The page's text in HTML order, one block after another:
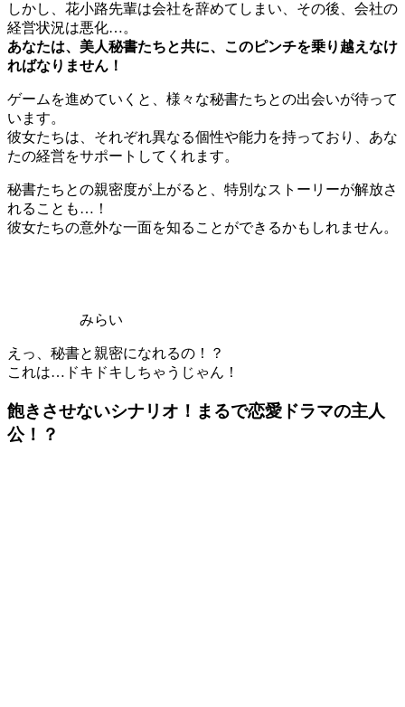
しかし、花小路先輩は会社を辞めてしまい、その後、会社の
経営状況は悪化…。
あなたは、美人秘書たちと共に、このピンチを乗り越えなけ
ればなりません！
ゲームを進めていくと、様々な秘書たちとの出会いが待って
います。
彼女たちは、それぞれ異なる個性や能力を持っており、あな
たの経営をサポートしてくれます。
秘書たちとの親密度が上がると、特別なストーリーが解放さ
れることも…！
彼女たちの意外な一面を知ることができるかもしれません。
みらい
えっ、秘書と親密になれるの！？
これは…ドキドキしちゃうじゃん！
飽きさせないシナリオ！まるで恋愛ドラマの主人
公！？